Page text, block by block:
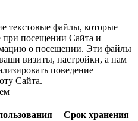
текстовые файлы, которые
при посещении Сайта и
о посещении. Эти файлы
визиты, настройки, а нам
поведение
Сайта.
Срок хранения